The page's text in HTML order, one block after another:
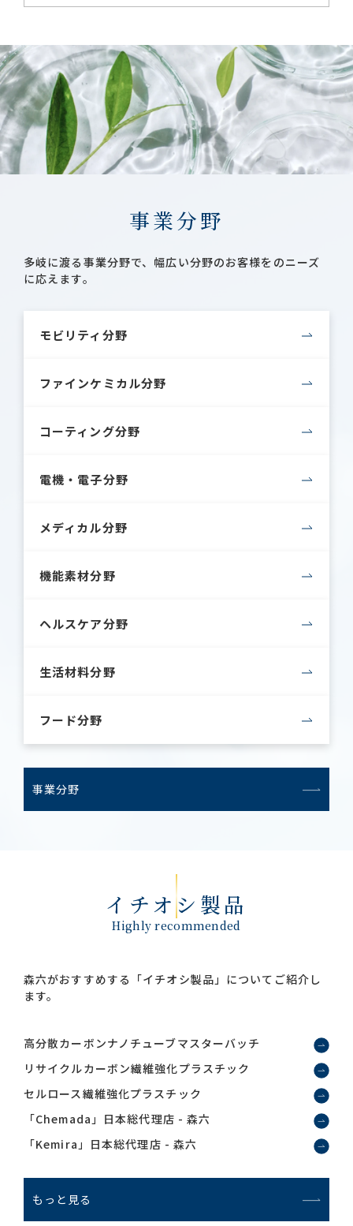
事業分野
多岐に渡る事業分野で、幅広い分野のお客様をのニーズ
に応えます。
モビリティ分野
ファインケミカル分野
コーティング分野
電機・電子分野
メディカル分野
機能素材分野
ヘルスケア分野
生活材料分野
フード分野
事業分野
イチオシ製品
Highly recommended
森六がおすすめする「イチオシ製品」についてご紹介し
ます。
高分散カーボンナノチューブマスターバッチ
リサイクルカーボン繊維強化プラスチック
セルロース繊維強化プラスチック
「Chemada」日本総代理店 - 森六
「Kemira」日本総代理店 - 森六
もっと見る